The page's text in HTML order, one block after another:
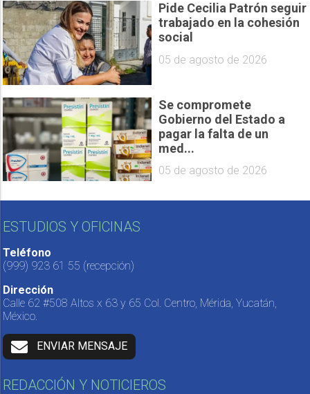
Pide Cecilia Patrón seguir
trabajado en la cohesión
social
05 de agosto de 2026
Se compromete
Gobierno del Estado a
pagar la falta de un
med...
05 de agosto de 2026
ESTUDIOS Y OFICINAS
Teléfono
(999) 923 61 55 (recepción)
Dirección
Calle 62 #508 Altos x 63 y 65 Col. Centro, Mérida, Yucatán,
México.
ENVIAR MENSAJE
REDACCIÓN Y NOTICIEROS